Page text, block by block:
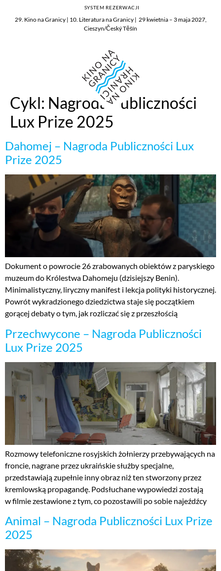
29. Kino na Granicy | 10. Literatura na Granicy | 29 kwietnia – 3 maja 2027,
Cieszyn/Český Těšín
SYSTEM REZERWACJI
Cykl: Nagroda Publiczności
Lux Prize 2025
Dahomej – Nagroda Publiczności Lux
Prize 2025
Dokument o powrocie 26 zrabowanych obiektów z paryskiego
muzeum do Królestwa Dahomeju (dzisiejszy Benin).
Minimalistyczny, liryczny manifest i lekcja polityki historycznej.
Powrót wykradzionego dziedzictwa staje się początkiem
gorącej debaty o tym, jak rozliczać się z przeszłością
Przechwycone – Nagroda Publiczności
Lux Prize 2025
Rozmowy telefoniczne rosyjskich żołnierzy przebywających na
froncie, nagrane przez ukraińskie służby specjalne,
przedstawiają zupełnie inny obraz niż ten stworzony przez
kremlowską propagandę. Podsłuchane wypowiedzi zostają
w filmie zestawione z tym, co pozostawili po sobie najeźdźcy
Animal – Nagroda Publiczności Lux Prize
2025